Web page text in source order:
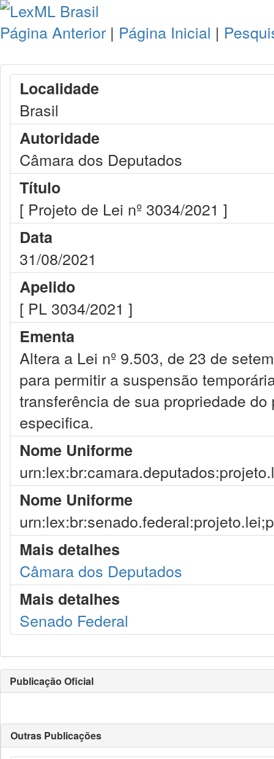
Página Anterior | Página Inicial |
Localidade
Brasil
Autoridade
Câmara dos Deputados
Título
[ Projeto de Lei nº 3034/2021 ]
Data
31/08/2021
Apelido
[ PL 3034/2021 ]
Ementa
Altera a Lei nº 9.503, de 23 de
para permitir a suspensão
transferência de sua propriedade
especifica.
Nome Uniforme
Nome Uniforme
Mais detalhes
Câmara dos Deputados
Mais detalhes
Senado Federal
Publicação Oficial
Outras Publicações